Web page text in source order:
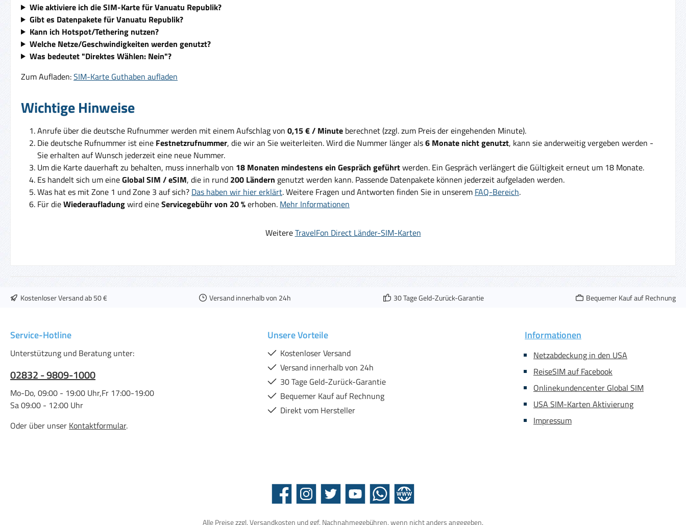
Wie aktiviere ich die SIM-Karte für Vanuatu Republik?
Gibt es Datenpakete für Vanuatu Republik?
Kann ich Hotspot/Tethering nutzen?
Welche Netze/Geschwindigkeiten werden genutzt?
Was bedeutet "Direktes Wählen: Nein"?
Zum Aufladen:SIM-Karte Guthaben aufladen
Wichtige Hinweise
Anrufe über die deutsche Rufnummer werden mit einem Aufschlag von 0,15 € / Minute berechnet (zzgl. zum Preis der eingehenden Minute).
Die deutsche Rufnummer ist eine Festnetzrufnummer, die wir an Sie weiterleiten. Wird die Nummer länger als6 Monate nicht genutzt, kann sie anderweitig vergeben werden -
Sie erhalten auf Wunsch jederzeit eine neue Nummer.
Um die Karte dauerhaft zu behalten, muss innerhalb von 18 Monaten mindestens ein Gespräch geführtwerden. Ein Gespräch verlängert die Gültigkeit erneut um 18 Monate.
Es handelt sich um eineGlobal SIM / eSIM, die in rund 200 Ländern genutzt werden kann. Passende Datenpakete können jederzeit aufgeladen werden.
Was hat es mit Zone 1 und Zone 3 auf sich? Das haben wir hier erklärt. Weitere Fragen und Antworten finden Sie in unserem FAQ-Bereich.
Für dieWiederaufladungwird eineServicegebühr von 20 %erhoben. Mehr Informationen
WeitereTravelFon Direct Länder-SIM-Karten
Kostenloser Versand ab 50 € Versand innerhalb von 24h 30 Tage Geld-Zurück-Garantie Bequemer Kauf auf Rechnung
Service-Hotline
Unterstützung und Beratung unter:
02832 - 9809-1000
Mo-Do, 09:00 - 19:00 Uhr,Fr 17:00-19:00
Sa 09:00 - 12:00 Uhr
Oder über unser Kontaktformular.
Unsere Vorteile
Kostenloser Versand
Versand innerhalb von 24h
30 Tage Geld-Zurück-Garantie
Bequemer Kauf auf Rechnung
Direkt vom Hersteller
Informationen
Netzabdeckung in den USA
ReiseSIM auf Facebook
Onlinekundencenter Global SIM
USA SIM-Karten Aktivierung
Impressum
Facebook Instagram Twitter YouTube WhatsAppWebsite
Alle Preise zzgl.Versandkosten und ggf. Nachnahmegebühren, wenn nicht anders angegeben.